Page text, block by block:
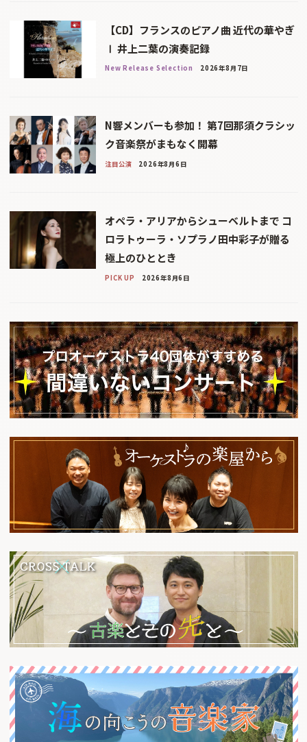
【CD】フランスのピアノ曲 近代の華やぎ
Ⅰ 井上二葉の演奏記録
New Release Selection 2026年8月7日
N響メンバーも参加！ 第7回那須クラシッ
ク音楽祭がまもなく開幕
注目公演 2026年8月6日
オペラ・アリアからシューベルトまで コ
ロラトゥーラ・ソプラノ田中彩子が贈る
極上のひととき
PICK UP 2026年8月6日